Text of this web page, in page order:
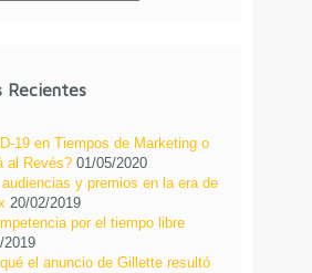
Recientes
19 en Tiempos de Marketing o
al Revés? 01/05/2020
y premios en la era de
20/02/2019
por el tiempo libre
2019
el anuncio de Gillette resultó